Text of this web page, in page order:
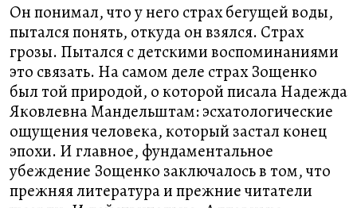
Он понимал, что у него страх бегущей воды,
пытался понять, откуда он взялся. Страх
грозы. Пытался с детскими воспоминаниями
это связать. На самом деле страх Зощенко
был той природой, о которой писала Надежда
Яковлевна Мандельштам: эсхатологические
ощущения человека, который застал конец
эпохи. И главное, фундаментальное
убеждение Зощенко заключалось в том, что
прежняя литература и прежние читатели